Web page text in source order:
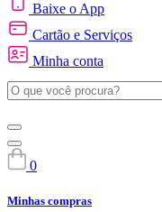
Baixe o App
Cartão e Serviços
Minha conta
0
Minhas compras